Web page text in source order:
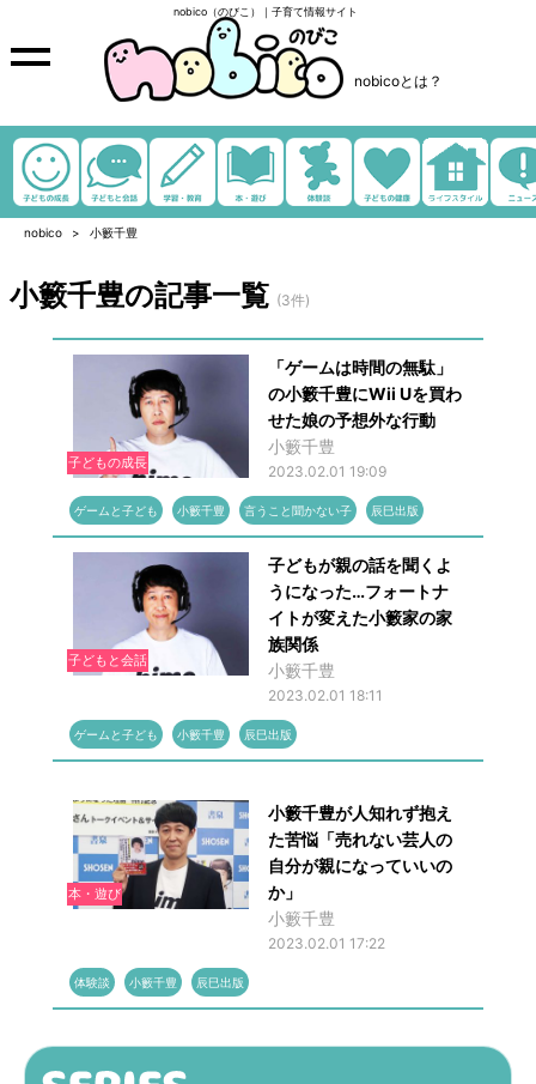
nobico（のびこ）｜子育て情報サイト
nobicoとは？
nobico 小籔千豊
小籔千豊の記事一覧 (3件)
子どもの成長
「ゲームは時間の無駄」
の小籔千豊にWii Uを買わ
せた娘の予想外な行動
小籔千豊
2023.02.01 19:09
ゲームと子ども 小籔千豊 言うこと聞かない子 辰巳出版
子どもと会話
子どもが親の話を聞くよ
うになった…フォートナ
イトが変えた小籔家の家
族関係
小籔千豊
2023.02.01 18:11
ゲームと子ども 小籔千豊 辰巳出版
本・遊び
小籔千豊が人知れず抱え
た苦悩「売れない芸人の
自分が親になっていいの
か」
小籔千豊
2023.02.01 17:22
体験談 小籔千豊 辰巳出版